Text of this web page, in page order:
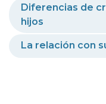
Diferencias de
hijos
La relación con